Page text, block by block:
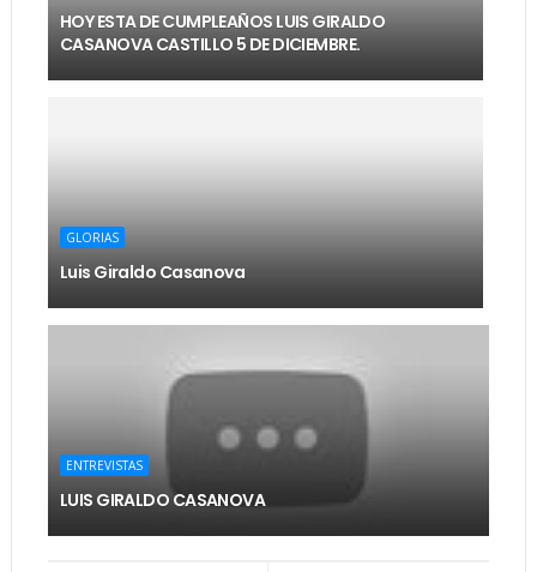
HOY ESTA DE CUMPLEAÑOS LUIS GIRALDO
CASANOVA CASTILLO 5 DE DICIEMBRE.
GLORIAS
Luis Giraldo Casanova
ENTREVISTAS
LUIS GIRALDO CASANOVA